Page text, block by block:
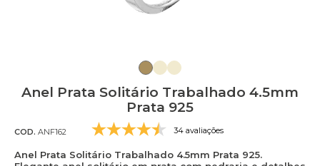
Anel Prata Solitário Trabalhado 4.5mm
Prata 925
COD. ANF162 34 avaliações
Anel Prata Solitário Trabalhado 4.5mm Prata 925.